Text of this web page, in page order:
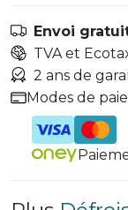
Envoi
TVA et
2 ans de
Modes de